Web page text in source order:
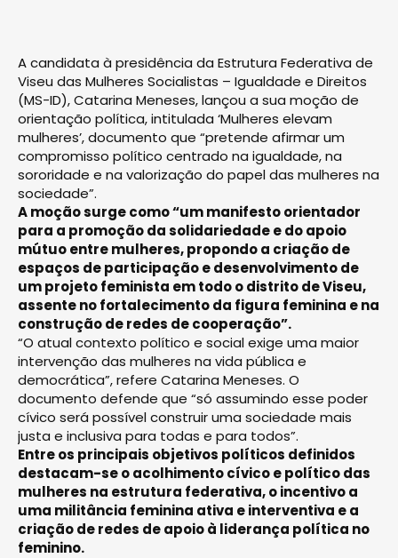
A candidata à presidência da Estrutura Federativa de
Viseu das Mulheres Socialistas – Igualdade e Direitos
(MS-ID), Catarina Meneses, lançou a sua moção de
orientação política, intitulada ‘Mulheres elevam
mulheres’, documento que “pretende afirmar um
compromisso político centrado na igualdade, na
sororidade e na valorização do papel das mulheres na
sociedade”.
A moção surge como “um manifesto orientador
para a promoção da solidariedade e do apoio
mútuo entre mulheres, propondo a criação de
espaços de participação e desenvolvimento de
um projeto feminista em todo o distrito de Viseu,
assente no fortalecimento da figura feminina e na
construção de redes de cooperação”.
“O atual contexto político e social exige uma maior
intervenção das mulheres na vida pública e
democrática”, refere Catarina Meneses. O
documento defende que “só assumindo esse poder
cívico será possível construir uma sociedade mais
justa e inclusiva para todas e para todos”.
Entre os principais objetivos políticos definidos
destacam-se o acolhimento cívico e político das
mulheres na estrutura federativa, o incentivo a
uma militância feminina ativa e interventiva e a
criação de redes de apoio à liderança política no
feminino.